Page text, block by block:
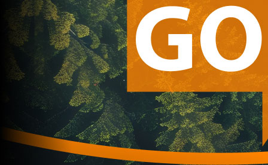
Ostalo
Miralem Pjanić uručio dres sretnom dobitniku
nagradne igre
5 godina 4 sedmica